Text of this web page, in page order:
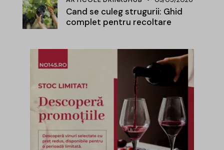
Cand se culeg strugurii: Ghid
complet pentru recoltare